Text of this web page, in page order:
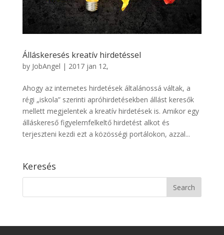
Álláskeresés kreatív hirdetéssel
by JobAngel | 2017 jan 12,
Ahogy az internetes hirdetések általánossá váltak, a
régi „iskola” szerinti apróhirdetésekben állást keresők
mellett megjelentek a kreatív hirdetések is. Amikor egy
álláskereső figyelemfelkeltő hirdetést alkot és
terjeszteni kezdi ezt a közösségi portálokon, azzal...
Keresés